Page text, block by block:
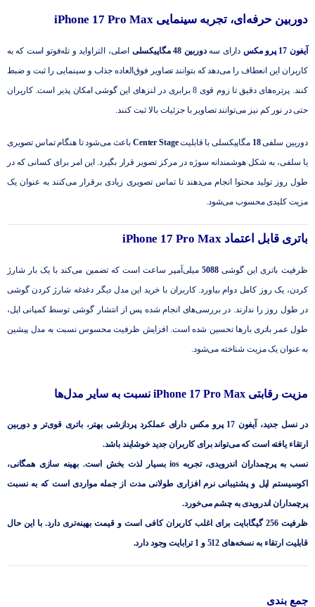
دوربین حرفه‌ای، تجربه سینمایی iPhone 17 Pro Max
آیفون 17 پرو مکس دارای سهدوربین 48 مگاپیکسلی
اصلی، التراواید و تله‌فوتو است که به
کاربران این انعطاف را می‌دهد که بتوانند تصاویر فوق‌العاده جذاب و سینمایی را ثبت و ضبط
کنند. پرتره‌های دقیق تا زوم قوی 8 برابری در لنزهای این گوشی امکان پذیر است. کاربران
حتی در نور کم نیز می‌توانند تصاویر با جزئیات بالا ثبت کنند.
دوربین سلفی18 مگاپیکسلی با قابلیتCenter Stage باعث می‌شود تا هنگام تماس تصویری
یا سلفی، به شکل هوشمندانه سوژه در مرکز تصویر قرار بگیرد. این امر برای کسانی که در
طول روز تولید محتوا انجام می‌دهند تا تماس تصویری زیادی برقرار می‌کنند به عنوان یک
مزیت کلیدی محسوب می‌شود.
باتری قابل اعتماد iPhone 17 Pro Max
ظرفیت باتری این گوشی5088میلی‌آمپر ساعت است که تضمین می‌کند با یک بار شارژ
کردن، یک روز کامل دوام بیاورد. کاربران با خرید این مدل دیگر دغدغه شارژ کردن گوشی
در طول روز را ندارند. در بررسی‌های انجام شده پس از انتشار گوشی توسط کمپانی اپل،
طول عمر باتری بارها تحسین شده است. افزایش ظرفیت محسوس نسبت به مدل پیشین
به عنوان یک مزیت شناخته می‌شود.
مزیت رقابتی iPhone 17 Pro Max نسبت به سایر مدل‌ها
در نسل جدید، آیفون 17 پرو مکس دارای عملکرد پردازشی بهتر، باتری قوی‌تر و دوربین
ارتقاء یافته است که می‌تواند برای کاربران جدید خوشایند باشد.
نسب به پرچمداران اندرویدی، تجربه ios بسیار لذت بخش است. بهینه سازی همگانی،
اکوسیستم اپل و پشتیبانی نرم افزاری طولانی مدت از جمله مواردی است که به نسبت
پرچمداران اندرویدی به چشم می‌خورد.
ظرفیت 256 گیگابایت برای اغلب کاربران کافی است و قیمت بهینه‌تری دارد. با این حال
قابلیت ارتقاء به نسخه‌های 512 و 1 ترابایت وجود دارد.
جمع بندی